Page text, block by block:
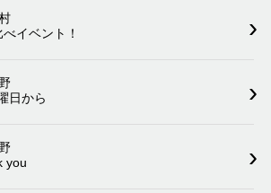
イベント！
›
日から
›
you
›